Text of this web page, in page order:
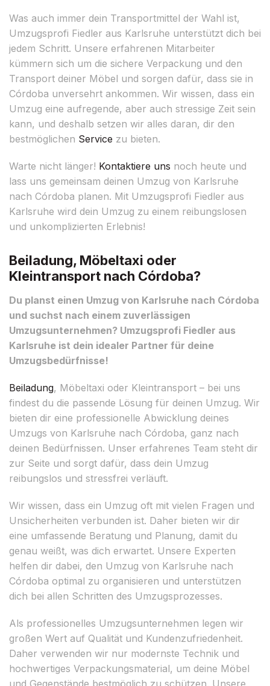
Was auch immer dein Transportmittel der Wahl ist,
Umzugsprofi Fiedler aus Karlsruhe unterstützt dich bei
jedem Schritt. Unsere erfahrenen Mitarbeiter
kümmern sich um die sichere Verpackung und den
Transport deiner Möbel und sorgen dafür, dass sie in
Córdoba unversehrt ankommen. Wir wissen, dass ein
Umzug eine aufregende, aber auch stressige Zeit sein
kann, und deshalb setzen wir alles daran, dir den
bestmöglichen Service zu bieten.
Warte nicht länger! Kontaktiere uns noch heute und
lass uns gemeinsam deinen Umzug von Karlsruhe
nach Córdoba planen. Mit Umzugsprofi Fiedler aus
Karlsruhe wird dein Umzug zu einem reibungslosen
und unkomplizierten Erlebnis!
Beiladung, Möbeltaxi oder
Kleintransport nach Córdoba?
Du planst einen Umzug von Karlsruhe nach Córdoba
und suchst nach einem zuverlässigen
Umzugsunternehmen? Umzugsprofi Fiedler aus
Karlsruhe ist dein idealer Partner für deine
Umzugsbedürfnisse!
Beiladung, Möbeltaxi oder Kleintransport – bei uns
findest du die passende Lösung für deinen Umzug. Wir
bieten dir eine professionelle Abwicklung deines
Umzugs von Karlsruhe nach Córdoba, ganz nach
deinen Bedürfnissen. Unser erfahrenes Team steht dir
zur Seite und sorgt dafür, dass dein Umzug
reibungslos und stressfrei verläuft.
Wir wissen, dass ein Umzug oft mit vielen Fragen und
Unsicherheiten verbunden ist. Daher bieten wir dir
eine umfassende Beratung und Planung, damit du
genau weißt, was dich erwartet. Unsere Experten
helfen dir dabei, den Umzug von Karlsruhe nach
Córdoba optimal zu organisieren und unterstützen
dich bei allen Schritten des Umzugsprozesses.
Als professionelles Umzugsunternehmen legen wir
großen Wert auf Qualität und Kundenzufriedenheit.
Daher verwenden wir nur modernste Technik und
hochwertiges Verpackungsmaterial, um deine Möbel
und Gegenstände bestmöglich zu schützen. Unsere